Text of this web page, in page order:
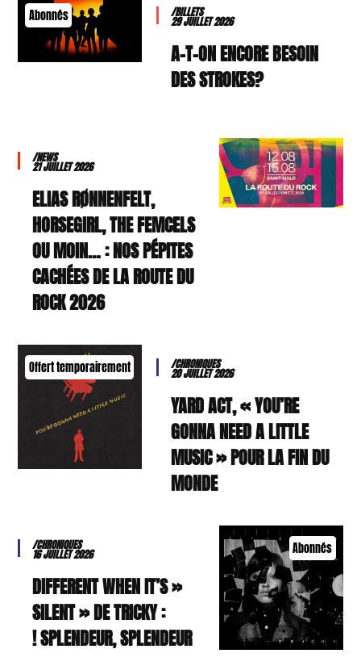
Abonnés /BILLETS
29 JUILLET 2026
A-T-ON ENCORE BESOIN
DES STROKES?
/NEWS
21 JUILLET 2026
ELIAS RØNNENFELT,
HORSEGIRL, THE FEMCELS
OU MOIN… : NOS PÉPITES
CACHÉES DE LA ROUTE DU
ROCK 2026
Offert temporairement /CHRONIQUES
20 JUILLET 2026
YARD ACT, « YOU’RE
GONNA NEED A LITTLE
MUSIC » POUR LA FIN DU
MONDE
Abonnés
/CHRONIQUES
16 JUILLET 2026
« DIFFERENT WHEN IT’S
SILENT » DE TRICKY :
SPLENDEUR, SPLENDEUR !